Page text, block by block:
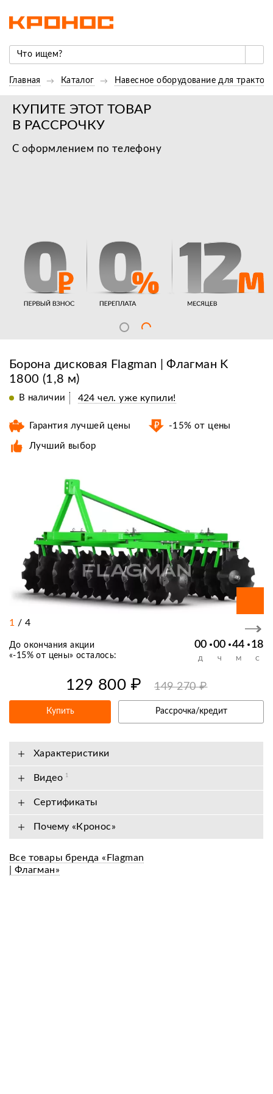
Главная Каталог Навесное оборудование для
КУПИТЕ ЭТОТ ТОВАР
В РАССРОЧКУ
С оформлением по телефону
Борона дисковая Flagman | Флагман K
1800 (1,8 м)
В наличии 424 чел. уже купили!
Гарантия лучшей цены -15% от цены
Лучший выбор
1 / 4
До окончания акции
«-15% от цены» осталось:
00 00 44 17
Д Ч М С
129 800 ₽ 149 270 ₽
Купить Рассрочка/кредит
Характеристики
Видео 1
Сертификаты
Почему «Кронос»
Все товары бренда «Flagman
| Флагман»